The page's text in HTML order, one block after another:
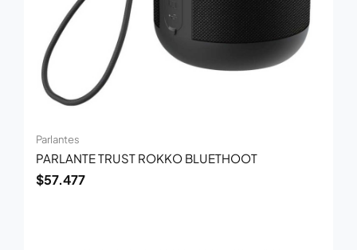
Parlantes
PARLANTE TRUST ROKKO BLUETHOOT
$57.477